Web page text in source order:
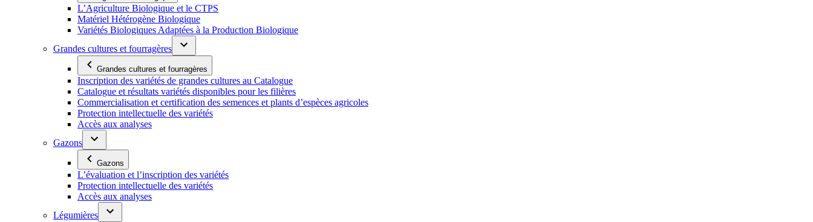
L’Agriculture Biologique et le CTPS
Matériel Hétérogène Biologique
Variétés Biologiques Adaptées à la Production Biologique
Grandes cultures et fourragères
Grandes cultures et fourragères
Inscription des variétés de grandes cultures au Catalogue
Catalogue et résultats variétés disponibles pour les filières
Commercialisation et certification des semences et plants d’espèces agricoles
Protection intellectuelle des variétés
Accès aux analyses
Gazons
Gazons
L’évaluation et l’inscription des variétés
Protection intellectuelle des variétés
Accès aux analyses
Légumières